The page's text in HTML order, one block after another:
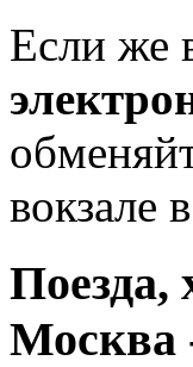
Если же
вокзале
Поезда,
Москва